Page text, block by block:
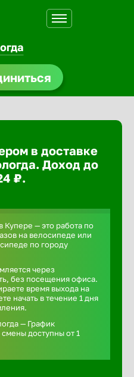
в доставке
Доход до
₽.
Купере — это работа по
на велосипеде или
по городу
через
без посещения офиса.
время выхода на
начать в течение 1 дня
— График
доступны от 1